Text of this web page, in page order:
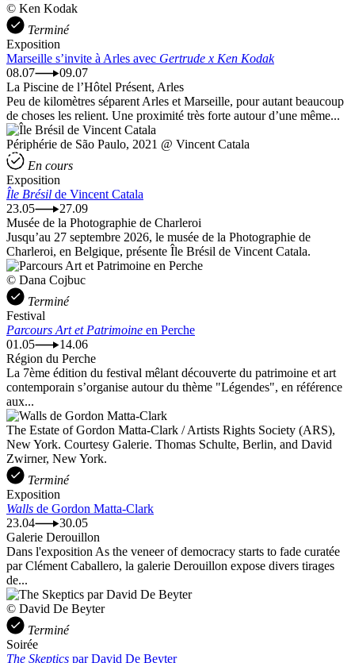
© Ken Kodak
Terminé
Exposition
Marseille s’invite à Arles avec Gertrude x Ken Kodak
08.07
09.07
La Piscine de l’Hôtel Présent, Arles
Peu de kilomètres séparent Arles et Marseille, pour autant beaucoup
de choses les relient. Une proximité très forte autour d’une même...
Périphérie de São Paulo, 2021 @ Vincent Catala
En cours
Exposition
Île Brésil de Vincent Catala
23.05
27.09
Musée de la Photographie de Charleroi
Jusqu’au 27 septembre 2026, le musée de la Photographie de
Charleroi, en Belgique, présente Île Brésil de Vincent Catala.
© Dana Cojbuc
Terminé
Festival
Parcours Art et Patrimoine en Perche
01.05
14.06
Région du Perche
La 7ème édition du festival mêlant découverte du patrimoine et art
contemporain s’organise autour du thème "Légendes", en référence
aux...
The Estate of Gordon Matta-Clark / Artists Rights Society (ARS),
New York. Courtesy Galerie. Thomas Schulte, Berlin, and David
Zwirner, New York.
Terminé
Exposition
Walls de Gordon Matta-Clark
23.04
30.05
Galerie Derouillon
Dans l'exposition As the veneer of democracy starts to fade curatée
par Clément Caballero, la galerie Derouillon expose divers tirages
de...
© David De Beyter
Terminé
Soirée
The Skeptics par David De Beyter